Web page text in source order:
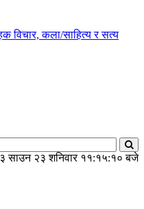
विचार, कला/साहित्य र सत्य
साउन २३ शनिवार ११:१५:१० बजे